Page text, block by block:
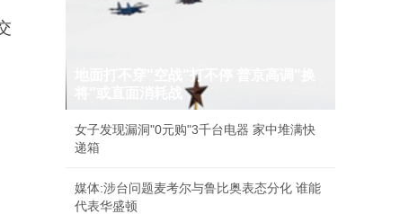
地面打不穿"空战"打不停 普京高调"换
女子发现漏洞"0元购"3千台电器 家中堆满快
递箱
媒体:涉台问题麦考尔与鲁比奥表态分化 谁能
代表华盛顿